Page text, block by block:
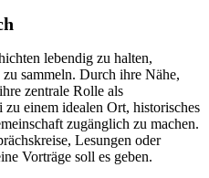
lebendig zu halten,
sammeln. Durch ihre Nähe,
zentrale Rolle als
einem idealen Ort, historisches
zugänglich zu machen.
Lesungen oder
Vorträge soll es geben.